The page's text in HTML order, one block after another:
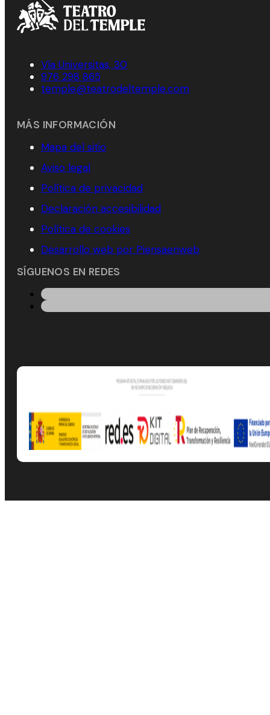
Vía Universitas, 30
976 298 865
temple@teatrodeltemple.com
MÁS INFORMACIÓN
Mapa del sitio
Aviso legal
Política de privacidad
Declaración accesibilidad
Política de cookies
Desarrollo web por Piensaenweb
SÍGUENOS EN REDES